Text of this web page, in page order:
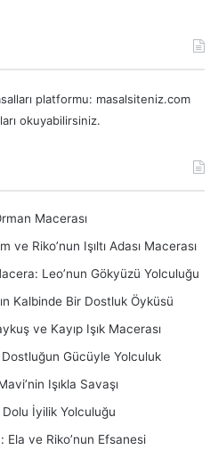
platformu: masalsiteniz.com
okuyabilirsiniz.
Macerası
ve Riko’nun Işıltı Adası Macerası
Leo’nun Gökyüzü Yolculuğu
Kalbinde Bir Dostluk Öyküsü
ve Kayıp Işık Macerası
Gücüyle Yolculuk
Işıkla Savaşı
Dolu İyilik Yolculuğu
Ela ve Riko’nun Efsanesi